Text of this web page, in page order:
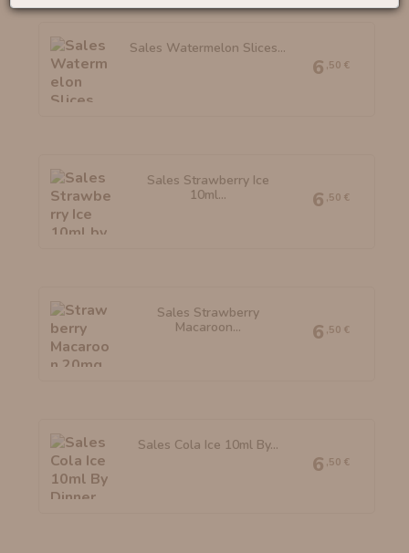
Sales Watermelon Slices...
6 ,50 €
Sales Strawberry Ice
10ml...
6 ,50 €
Sales Strawberry
Macaroon...
6 ,50 €
Sales Cola Ice 10ml By...
6 ,50 €